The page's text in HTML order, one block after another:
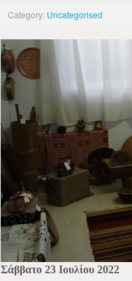
Category: Uncategorised
Σάββατο 23 Ιουλίου 2022